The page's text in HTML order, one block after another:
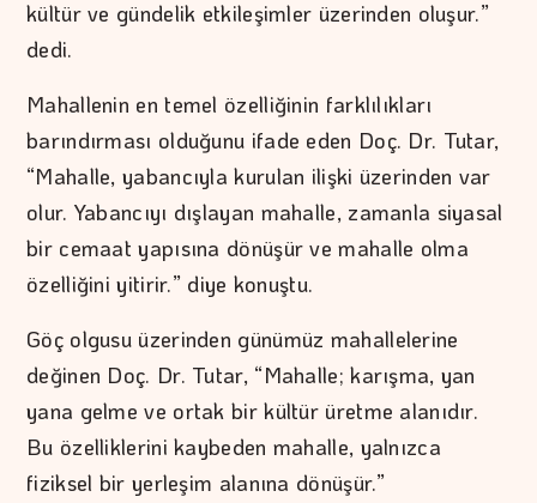
kültür ve gündelik etkileşimler üzerinden oluşur.”
dedi.
Mahallenin en temel özelliğinin farklılıkları
barındırması olduğunu ifade eden Doç. Dr. Tutar,
“Mahalle, yabancıyla kurulan ilişki üzerinden var
olur. Yabancıyı dışlayan mahalle, zamanla siyasal
bir cemaat yapısına dönüşür ve mahalle olma
özelliğini yitirir.” diye konuştu.
Göç olgusu üzerinden günümüz mahallelerine
değinen Doç. Dr. Tutar, “Mahalle; karışma, yan
yana gelme ve ortak bir kültür üretme alanıdır.
Bu özelliklerini kaybeden mahalle, yalnızca
fiziksel bir yerleşim alanına dönüşür.”